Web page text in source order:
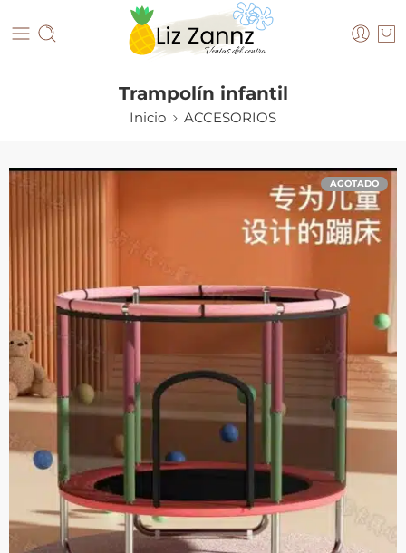
Trampolín infantil
Inicio ACCESORIOS
AGOTADO